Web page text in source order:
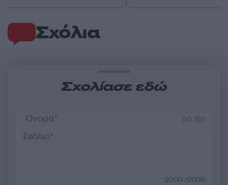
Σχόλια
Σχολίασε εδώ
50 /50
2000 /2000